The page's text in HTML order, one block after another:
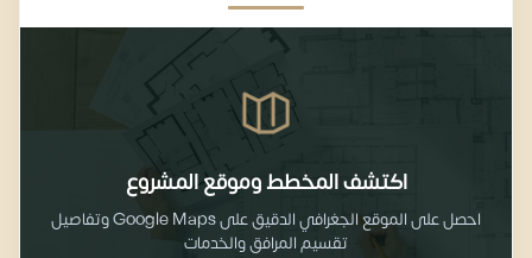
اكتشف المخطط وموقع المشروع
احصل على الموقع الجغرافي الدقيق على Google Maps وتفاصيل
تقسيم المرافق والخدمات